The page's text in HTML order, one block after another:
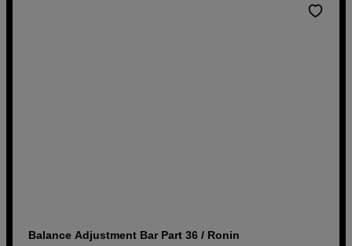
Balance Adjustment Bar Part 36 / Ronin